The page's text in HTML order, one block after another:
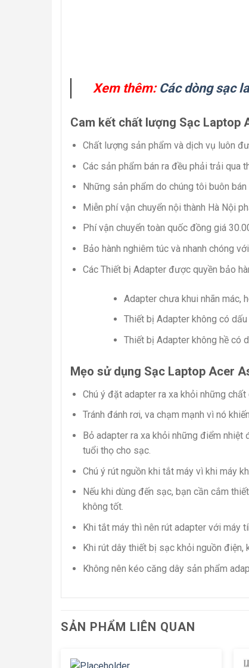
Xem thêm: Các dòng sạc
Cam kết chất lượng Sạc Laptop
Chất lượng sản phẩm và dịch vụ luôn
Các sản phẩm bán ra đều phải trải qua
Những sản phẩm do chúng tôi buôn
Miễn phí vận chuyển nội thành Hà Nội
Phí vận chuyển toàn quốc đồng giá
Bảo hành nghiêm túc và nhanh chóng
Các Thiết bị Adapter được quyền bảo
Adapter chưa khui nhãn mác,
Thiết bị Adapter không có
Thiết bị Adapter không hề có
Mẹo sử dụng Sạc Laptop Acer
Chú ý đặt adapter ra xa khỏi những
Tránh đánh rơi, va chạm mạnh vì nó
Bỏ adapter ra xa khỏi những điểm
tuổi thọ cho sạc.
Chú ý rút nguồn khi tắt máy vì khi máy
Nếu khi dùng đến sạc, bạn cần cắm
không tốt.
Khi tắt máy thì nên rút adapter với máy
Khi rút dây thiết bị sạc khỏi nguồn
Không nên kéo căng dây sản phẩm
SẢN PHẨM LIÊN QUAN